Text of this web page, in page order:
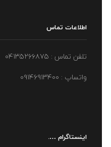
اطلاعات تماس
تلفن تماس : ۰۴۱۳۵۲۶۶۸۷۵
واتساپ : ۰۹۱۴۶۹۱۳۴۰۰
اینستاگرام ….